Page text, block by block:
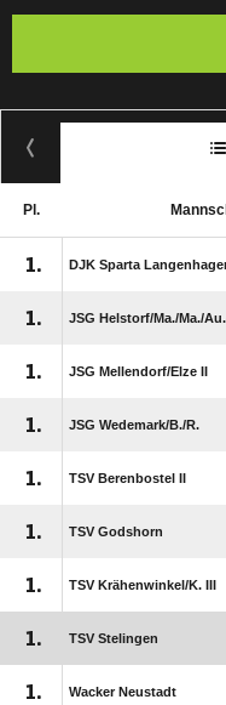
Pl.
1. DJK Sparta
1. JSG Helstorf/​Ma./​Ma./​
1. JSG Mellendorf/​Elze II
1. JSG Wedemark/​B./​R.
1. TSV Berenbostel II
1. TSV Godshorn
1. TSV Krähenwinkel/​K. III
1. TSV Stelingen
1. Wacker Neustadt